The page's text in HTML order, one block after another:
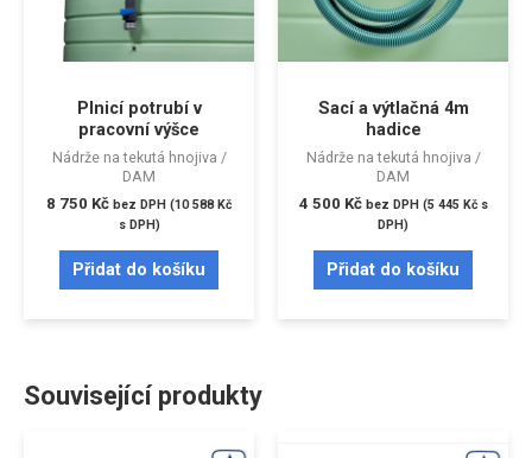
Plnicí potrubí v
pracovní výšce
Nádrže na tekutá hnojiva /
DAM
8 750 Kč bez DPH (10 588 Kč
s DPH)
Přidat do košíku
Sací a výtlačná 4m
hadice
Nádrže na tekutá hnojiva /
DAM
4 500 Kč bez DPH (5 445 Kčs
DPH)
Přidat do košíku
Související produkty